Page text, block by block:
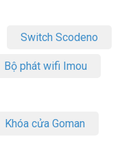
Switch Scodeno
Bộ phát wifi Imou
Khóa cửa Goman